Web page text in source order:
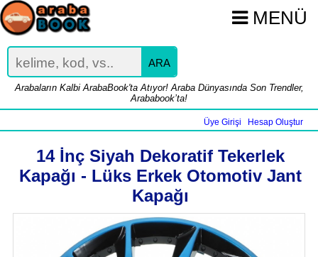
MENÜ
ARA
Arabaların Kalbi ArabaBook'ta Atıyor! Araba Dünyasında Son Trendler,
Arababook’ta!
Üye Girişi Hesap Oluştur
14 İnç Siyah Dekoratif Tekerlek
Kapağı - Lüks Erkek Otomotiv Jant
Kapağı